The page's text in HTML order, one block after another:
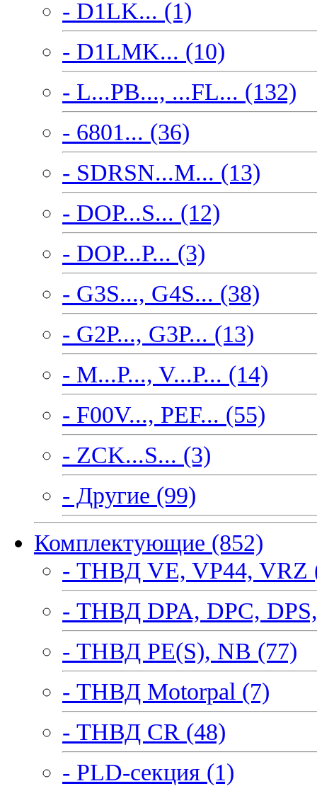
- D1LK... (1)
- D1LMK... (10)
- L...PB..., ...FL... (132)
- 6801... (36)
- SDRSN...M... (13)
- DOP...S... (12)
- DOP...P... (3)
- G3S..., G4S... (38)
- G2P..., G3P... (13)
- M...P..., V...P... (14)
- F00V..., PEF... (55)
- ZCK...S... (3)
- Другие (99)
Комплектующие (852)
- ТНВД VE, VP44, VRZ
- ТНВД DPA, DPC,
- ТНВД PE(S), NB (77)
- ТНВД Motorpal (7)
- ТНВД CR (48)
- PLD-секция (1)